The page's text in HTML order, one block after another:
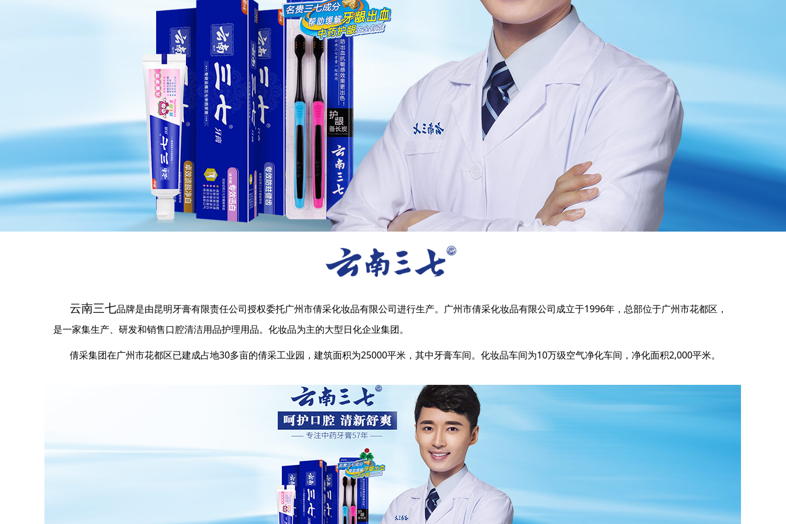
云南三七品牌是由昆明牙膏有限责任公司授权委托广州市倩采化妆品有限公司进行生产。广州市倩采化妆品有限公司成立于1996年，总部位于广州市花都区，
是一家集生产、研发和销售口腔清洁用品护理用品。化妆品为主的大型日化企业集团。
倩采集团在广州市花都区已建成占地30多亩的倩采工业园，建筑面积为25000平米，其中牙膏车间。化妆品车间为10万级空气净化车间，净化面积2,000平米。